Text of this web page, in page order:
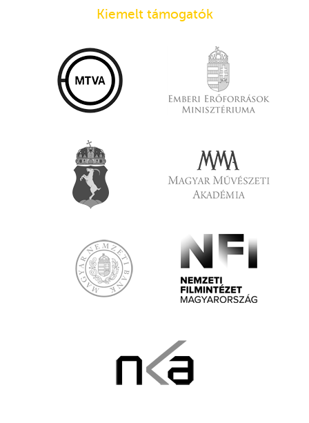
Kiemelt támogatók